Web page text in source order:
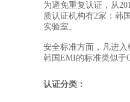
为避免重复认证，从
质认证机构有2家：韩
实验室。
安全标准方面，凡进
韩国EMI的标准类似于
认证分类：